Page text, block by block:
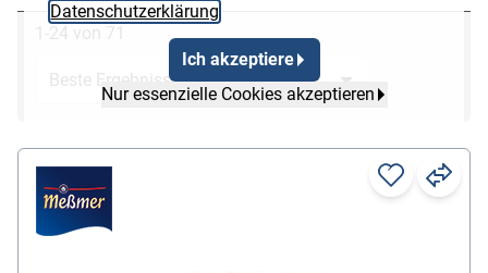
Datenschutzerklärung
Ich akzeptiere
Nur essenzielle Cookies akzeptieren
1-24 von 71